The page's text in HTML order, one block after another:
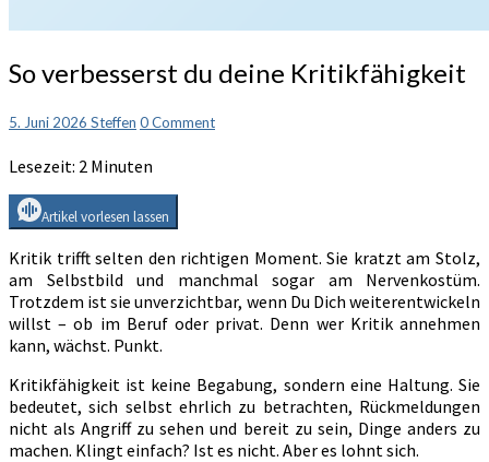
So
verbesserst
deine
So verbesserst du deine Kritikfähigkeit
5. Juni 2026 Steffen Comments
0 Comment
Lesezeit: 2 Minuten
Artikel vorlesen lassen
Kritik trifft selten den richtigen Moment. Sie kratzt am Stolz,
am Selbstbild und manchmal sogar am Nervenkostüm.
Trotzdem ist sie unverzichtbar, wenn Du Dich weiterentwickeln
willst – ob im Beruf oder privat. Denn wer Kritik annehmen
kann, wächst. Punkt.
Kritikfähigkeit ist keine Begabung, sondern eine Haltung. Sie
bedeutet, sich selbst ehrlich zu betrachten, Rückmeldungen
nicht als Angriff zu sehen und bereit zu sein, Dinge anders zu
machen. Klingt einfach? Ist es nicht. Aber es lohnt sich.